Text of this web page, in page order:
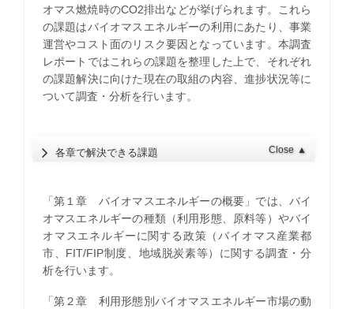
オマス燃焼時のCO2排出などが挙げられます。これら
の課題はバイオマスエネルギーの利用にあたり、事業
運営やコスト面のリスク要因となっています。本調査
レポートではこれらの課題を整理した上で、それぞれ
の課題解決に向けた現在の取組の内容、進捗状況等に
ついて調査・分析を行います。
各章で解決できる課題 Close ▲
「第１章 バイオマスエネルギーの概要」では、バイ
オマスエネルギーの種類（利用形態、原料等）やバイ
オマスエネルギーに関する政策（バイオマス産業都
市、FIT/FIP制度、地域脱炭素等）に関する調査・分
析を行います。
「第２章 利用形態別バイオマスエネルギー市場の動